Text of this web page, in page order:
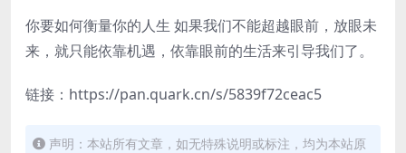
你要如何衡量你的人生 如果我们不能超越眼前，放眼未
来，就只能依靠机遇，依靠眼前的生活来引导我们了。
链接：https://pan.quark.cn/s/5839f72ceac5
声明：本站所有文章，如无特殊说明或标注，均为本站原